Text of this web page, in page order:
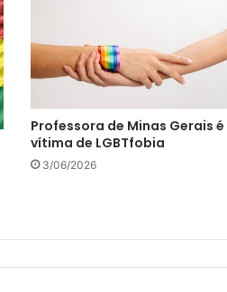
Professora de Minas Gerais é
vítima de LGBTfobia
3/06/2026